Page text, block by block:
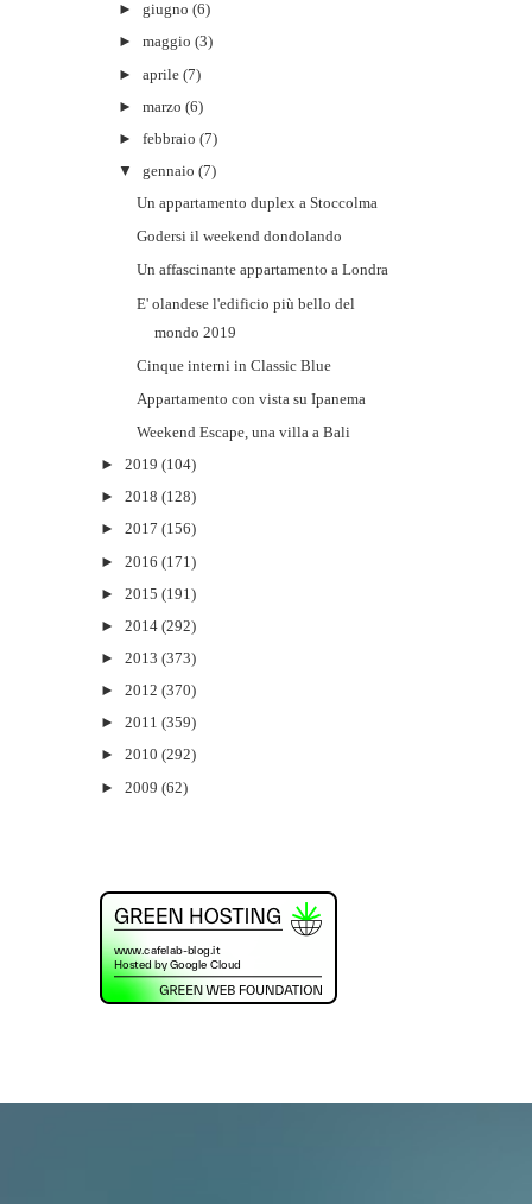
►giugno (6)
►maggio (3)
►aprile (7)
►marzo (6)
►febbraio (7)
▼
gennaio (7)
Un appartamento duplex a Stoccolma
Godersi il weekend dondolando
Un affascinante appartamento a Londra
E' olandese l'edificio più bello del
mondo 2019
Cinque interni in Classic Blue
Appartamento con vista su Ipanema
Weekend Escape, una villa a Bali
► 2019 (104)
► 2018 (128)
► 2017 (156)
► 2016 (171)
► 2015 (191)
► 2014 (292)
► 2013 (373)
► 2012 (370)
► 2011 (359)
► 2010 (292)
► 2009 (62)